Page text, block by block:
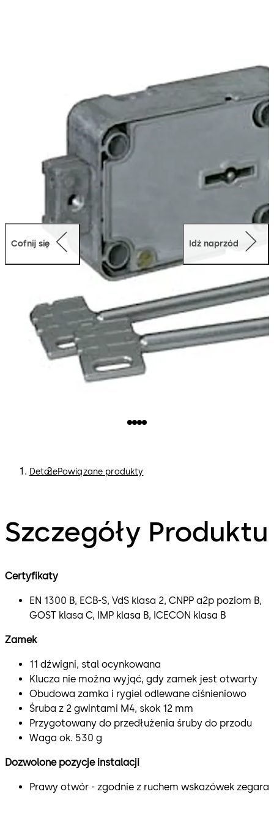
Cofnij się Idź naprzód
DetalePowiązane produkty
Szczegóły Produktu
Certyfikaty
EN 1300 B, ECB-S, VdS klasa 2, CNPP a2p poziom B,
GOST klasa C, IMP klasa B, ICECON klasa B
Zamek
11 dźwigni, stal ocynkowana
Klucza nie można wyjąć, gdy zamek jest otwarty
Obudowa zamka i rygiel odlewane ciśnieniowo
Śruba z 2 gwintami M4, skok 12 mm
Przygotowany do przedłużenia śruby do przodu
Waga ok. 530 g
Dozwolone pozycje instalacji
Prawy otwór - zgodnie z ruchem wskazówek zegara